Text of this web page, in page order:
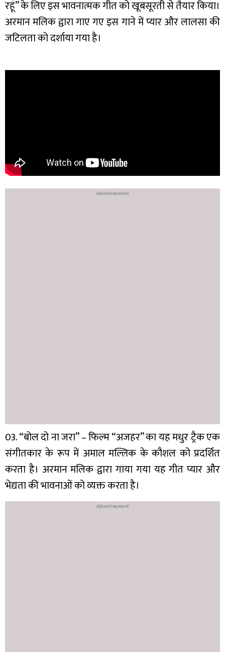
रहूं” के लिए इस भावनात्मक गीत को खूबसूरती से तैयार किया।
अरमान मलिक द्वारा गाए गए इस गाने में प्यार और लालसा की
जटिलता को दर्शाया गया है।
03. “बोल दो ना जरा” – फिल्म “अजहर” का यह मधुर ट्रैक एक
संगीतकार के रूप में अमाल मल्लिक के कौशल को प्रदर्शित
करता है। अरमान मलिक द्वारा गाया गया यह गीत प्यार और
भेद्यता की भावनाओं को व्यक्त करता है।